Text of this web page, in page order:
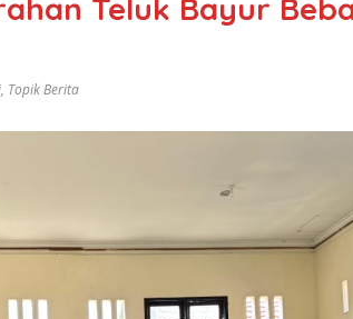
Teluk Bayur
, Topik Berita